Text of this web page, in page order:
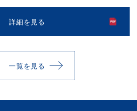
詳細を見る
一覧を見る